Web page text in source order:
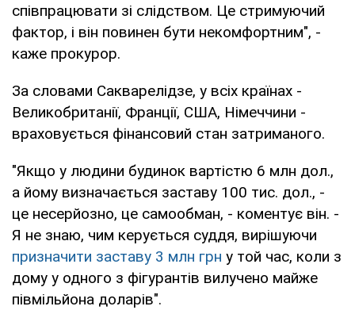
співпрацювати зі слідством. Це стримуючий
фактор, і він повинен бути некомфортним", -
каже прокурор.
За словами Сакварелідзе, у всіх країнах -
Великобританії, Франції, США, Німеччини -
враховується фінансовий стан затриманого.
"Якщо у людини будинок вартістю 6 млн дол.,
а йому визначається заставу 100 тис. дол., -
це несерйозно, це самообман, - коментує він. -
Я не знаю, чим керується суддя, вирішуючи
призначити заставу 3 млн грн у той час, коли з
дому у одного з фігурантів вилучено майже
півмільйона доларів".